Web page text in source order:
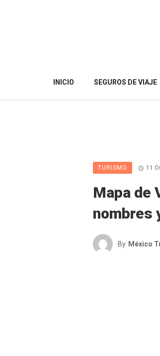
INICIO SEGUROS DE VIAJE
TURISMO 11
Mapa de
nombres
By México